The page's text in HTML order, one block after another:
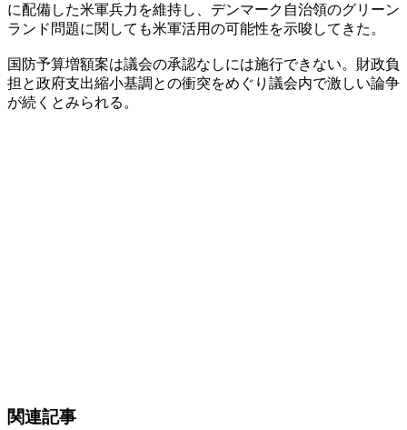
に配備した米軍兵力を維持し、デンマーク自治領のグリーン
ランド問題に関しても米軍活用の可能性を示唆してきた。
国防予算増額案は議会の承認なしには施行できない。財政負
担と政府支出縮小基調との衝突をめぐり議会内で激しい論争
が続くとみられる。
関連記事